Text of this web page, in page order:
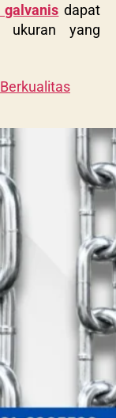
galvanis dapat
ukuran yang